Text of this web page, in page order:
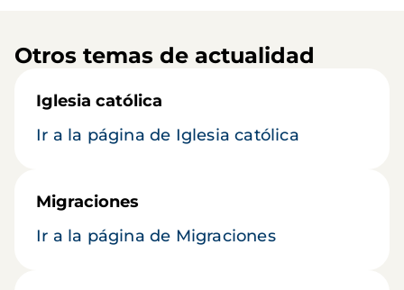
Otros temas de actualidad
Iglesia católica
Ir a la página de Iglesia católica
Migraciones
Ir a la página de Migraciones